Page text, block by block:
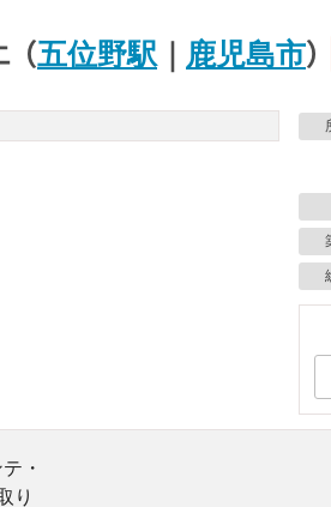
（五位野駅 鹿児島市）